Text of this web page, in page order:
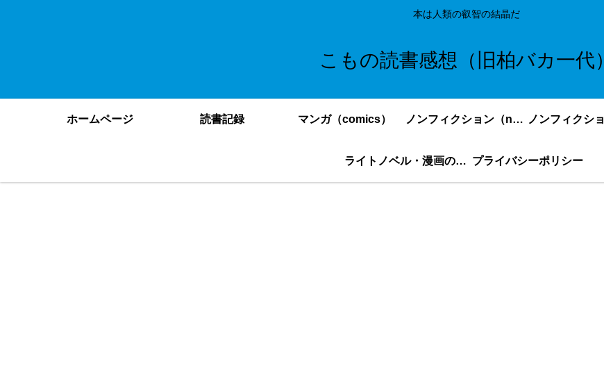
本は人類の叡智の結晶だ
こもの読書感想（旧柏バカ一代）
ホームページ 読書記録 マンガ（comics） ノンフィクション（nonfiction）更新順
ライトノベル・漫画の感想・ネタバレまとめ｜こもの読書感想 プライバシーポリシー